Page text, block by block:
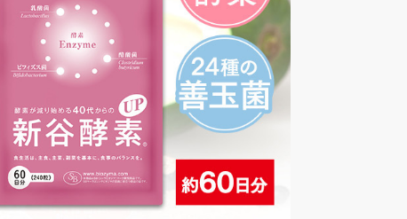
召し上がりになる前に医師にご相談ください。
してください。